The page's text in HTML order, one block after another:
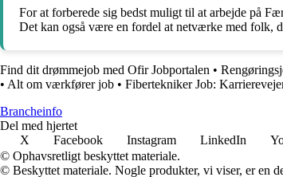
For at forberede sig bedst muligt til at arbejde på
Det kan også være en fordel at netværke med folk,
Find dit drømmejob med Ofir Jobportalen •
• Alt om værkfører job • Fibertekniker Job:
Brancheinfo
Del med hjertet
X
Facebook Instagram LinkedIn
© Ophavsretligt beskyttet materiale.
© Beskyttet materiale. Nogle produkter, vi viser, er en